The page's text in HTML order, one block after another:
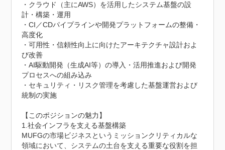
・クラウド（主にAWS）を活用したシステム基盤の設
計・構築・運用
・CI／CDパイプラインや開発プラットフォームの整備・
高度化
・可用性・信頼性向上に向けたアーキテクチャ設計およ
び改善
・AI駆動開発（生成AI等）の導入・活用推進および開発
プロセスへの組み込み
・セキュリティ・リスク管理を考慮した基盤運営および
統制の実施
【このポジションの魅力】
1.社会インフラを支える基盤構築
MUFGの市場ビジネスというミッションクリティカルな
領域において、システムの土台を支える重要な役割を担